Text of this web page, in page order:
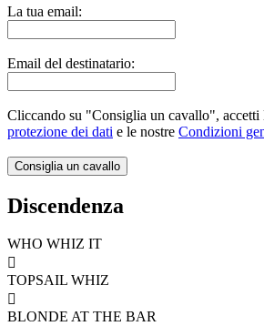
La tua email:
Email del destinatario:
Cliccando su "Consiglia un cavallo", accetti
protezione dei dati e le nostre Condizioni
Discendenza
WHO WHIZ IT

TOPSAIL WHIZ

BLONDE AT THE BAR